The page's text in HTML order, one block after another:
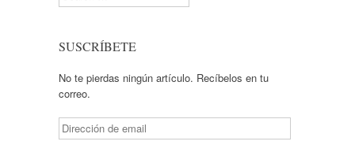
SUSCRÍBETE
No te pierdas ningún artículo. Recíbelos en tu
correo.
Dirección
de